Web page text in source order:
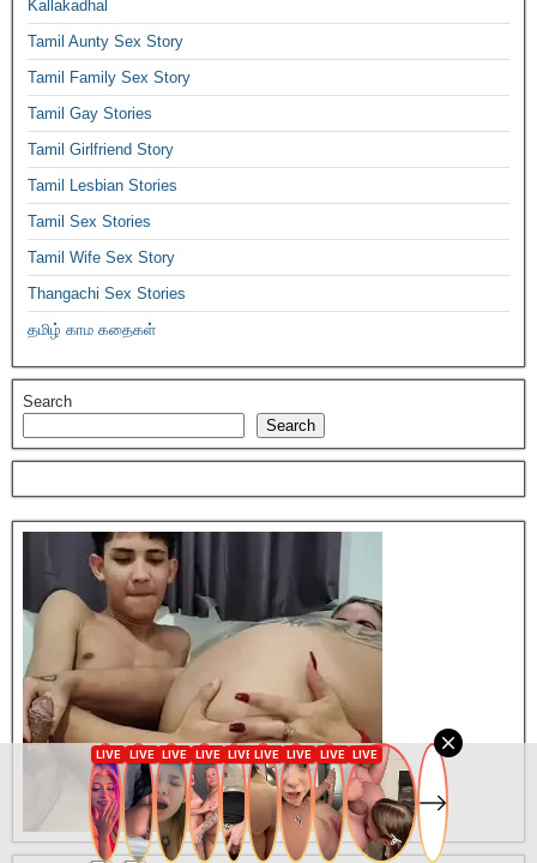
Kallakadhal
Tamil Aunty Sex Story
Tamil Family Sex Story
Tamil Gay Stories
Tamil Girlfriend Story
Tamil Lesbian Stories
Tamil Sex Stories
Tamil Wife Sex Story
Thangachi Sex Stories
தமிழ் காம கதைகள்
Search
Search